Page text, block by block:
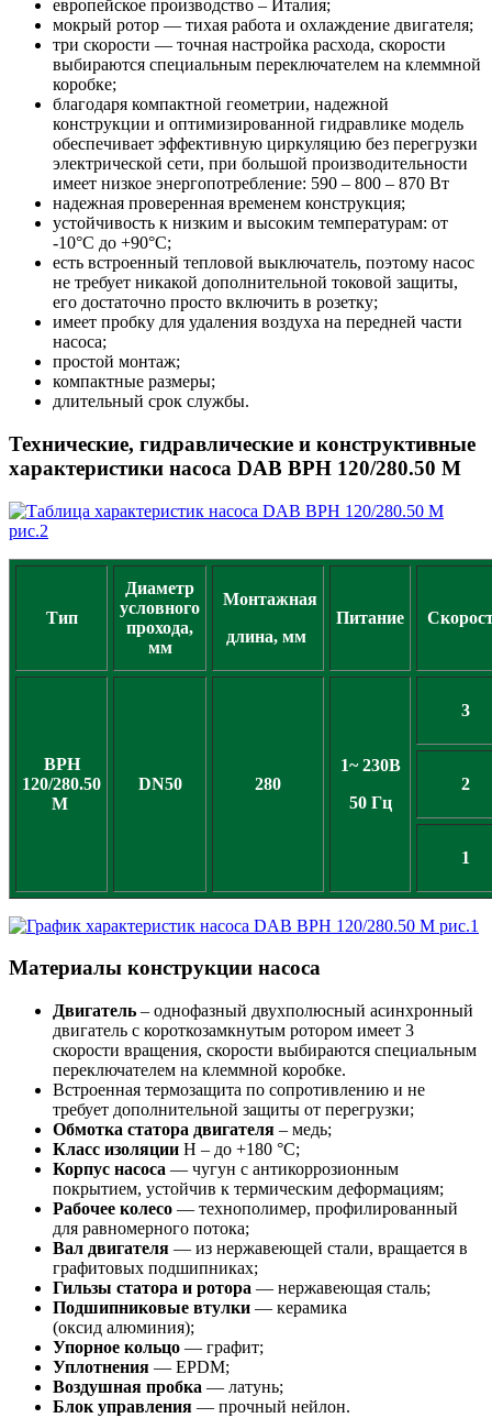
европейское производство – Италия;
мокрый ротор — тихая работа и охлаждение двигателя;
три скорости — точная настройка расхода, скорости
выбираются специальным переключателем на клеммной
коробке;
благодаря компактной геометрии, надежной
конструкции и оптимизированной гидравлике модель
обеспечивает эффективную циркуляцию без перегрузки
электрической сети, при большой производительности
имеет низкое энергопотребление: 590 – 800 – 870 Вт
надежная проверенная временем конструкция;
устойчивость к низким и высоким температурам: от
-10°С до +90°С;
есть встроенный тепловой выключатель, поэтому насос
не требует никакой дополнительной токовой защиты,
его достаточно просто включить в розетку;
имеет пробку для удаления воздуха на передней части
насоса;
простой монтаж;
компактные размеры;
длительный срок службы.
Технические, гидравлические и конструктивные
характеристики насоса DAB BPH 120/280.50 M
Тип
Диаметр
условного
прохода,
мм
Монтажная
длина, мм
Питание
BPH
120/280.50
M
DN50 280
1~ 230В
50 Гц
3
2
1
Материалы конструкции насоса
Двигатель – однофазный двухполюсный асинхронный
двигатель с короткозамкнутым ротором имеет 3
скорости вращения, скорости выбираются специальным
переключателем на клеммной коробке.
Встроенная термозащита по сопротивлению и не
требует дополнительной защиты от перегрузки;
Обмотка статора двигателя – медь;
Класс изоляции H – до +180 °С;
Корпус насоса — чугун с антикоррозионным
покрытием, устойчив к термическим деформациям;
Рабочее колесо — технополимер, профилированный
для равномерного потока;
Вал двигателя — из нержавеющей стали, вращается в
графитовых подшипниках;
Гильзы статора и ротора — нержавеющая сталь;
Подшипниковые втулки — керамика
(оксид алюминия);
Упорное кольцо — графит;
Уплотнения — EPDM;
Воздушная пробка — латунь;
Блок управления — прочный нейлон.